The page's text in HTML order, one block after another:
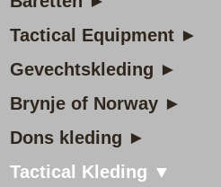
Tactical Equipment ►
Gevechtskleding ►
Brynje of Norway ►
Dons kleding ►
Tactical Kleding ▼